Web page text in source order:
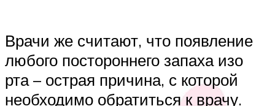
Врачи же считают, что появление
любого постороннего запаха изо
рта – острая причина, с которой
необходимо обратиться к врачу.